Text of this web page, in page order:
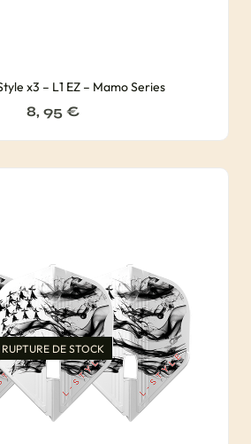
x3 – L1 EZ – Mamo Series
8, 95 €
RUPTURE DE STOCK